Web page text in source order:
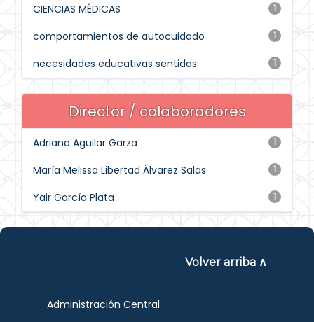
1
CIENCIAS MÉDICAS
1
comportamientos de autocuidado
1
necesidades educativas sentidas
Director / colaboradores
1
Adriana Aguilar Garza
1
María Melissa Libertad Álvarez Salas
1
Yair García Plata
Volver arriba ∧
Administración Central